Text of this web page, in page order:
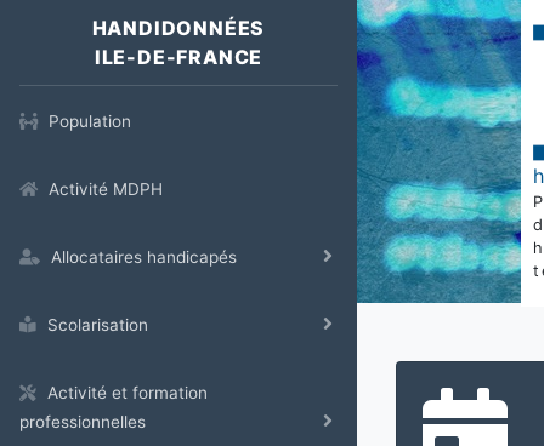
HANDIDONNÉES
ILE-DE-FRANCE
Population
Activité MDPH
Allocataires handicapés
Scolarisation
Activité et formation
professionnelles